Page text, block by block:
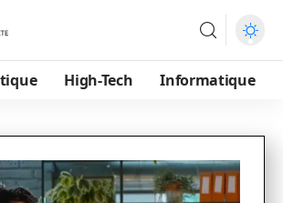
High-Tech Informatique